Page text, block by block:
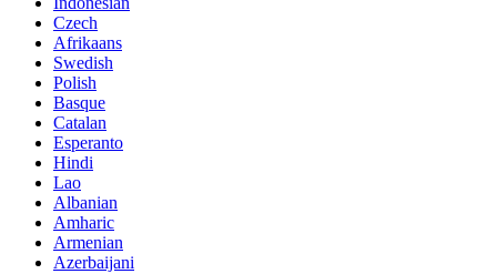
Czech
Afrikaans
Swedish
Polish
Basque
Catalan
Esperanto
Hindi
Lao
Albanian
Amharic
Armenian
Azerbaijani